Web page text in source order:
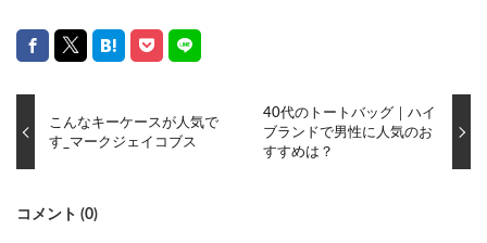
こんなキーケースが人気で
す_マークジェイコブス
40代のトートバッグ｜ハイ
ブランドで男性に人気のお
すすめは？
コメント (0)